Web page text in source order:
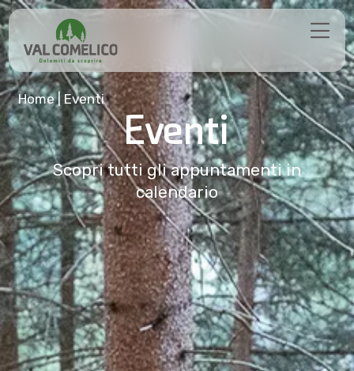
Home|Eventi
Eventi
Scopri tutti gli appuntamenti in
calendario